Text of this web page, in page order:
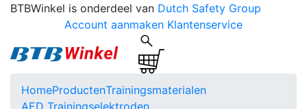
BTBWinkel is onderdeel van Dutch Safety Group
Account aanmaken Klantenservice
HomeProductenTrainingsmaterialen
AED Trainingselektroden